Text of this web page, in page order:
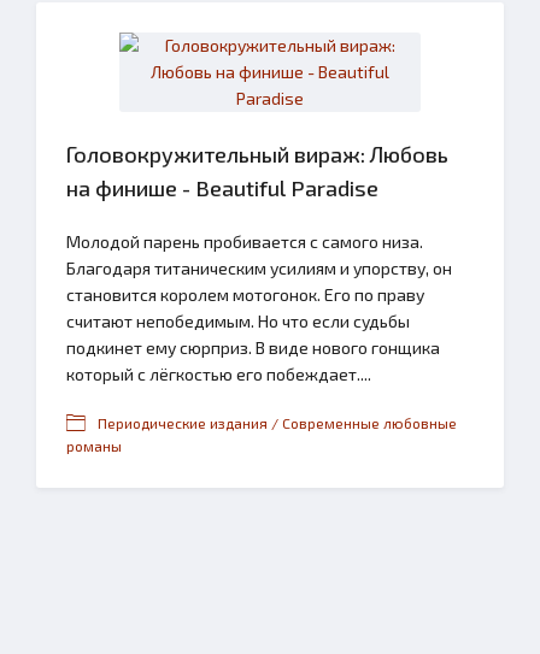
Головокружительный вираж: Любовь
на финише - Beautiful Paradise
Молодой парень пробивается с самого низа.
Благодаря титаническим усилиям и упорству, он
становится королем мотогонок. Его по праву
считают непобедимым. Но что если судьбы
подкинет ему сюрприз. В виде нового гонщика
который с лёгкостью его побеждает....
Периодические издания / Современные любовные
романы